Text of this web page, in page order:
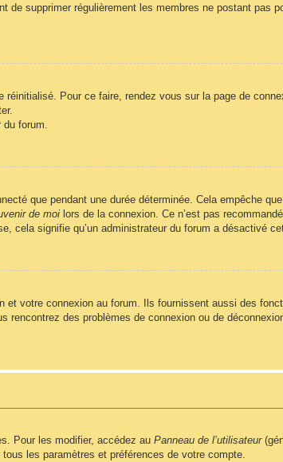
supprimer régulièrement les membres ne postant pas
Pour ce faire, rendez vous sur la page de
du forum.
que pendant une durée déterminée. Cela empêche que
de moi lors de la connexion. Ce n’est pas
cela signifie qu’un administrateur du forum a désactivé
votre connexion au forum. Ils fournissent aussi des
des problèmes de connexion ou de
Pour les modifier, accédez au Panneau de l’utilisateur
les paramètres et préférences de votre compte.